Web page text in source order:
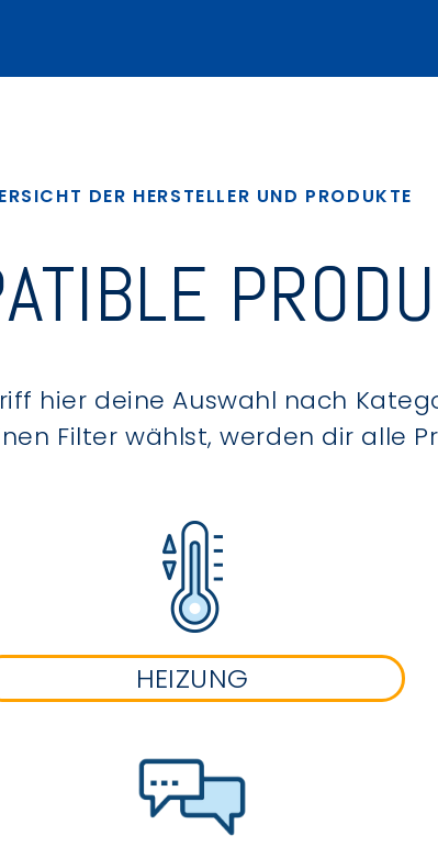
DER HERSTELLER UND PRODUKTE
hier deine Auswahl nach
Filter wählst, werden dir alle
HEIZUNG